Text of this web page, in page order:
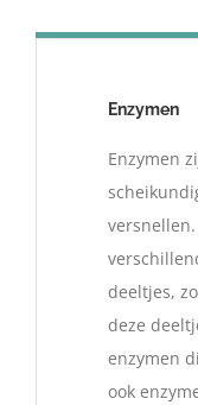
Enzymen
Enzymen
deeltjes,
deze
enzymen
ook